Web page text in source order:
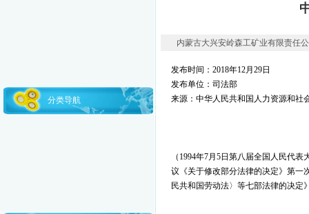
分类导航
内蒙古大兴安岭森工矿业有限责任
发布时间： 2018年12月29日
发布单位：司法部
来源：中华人民共和国人力资源和社
（ 1994年7月5日第八届全国人民代
议《关于修改部分法律的决定》第一
民共和国劳动法〉等七部法律的决定